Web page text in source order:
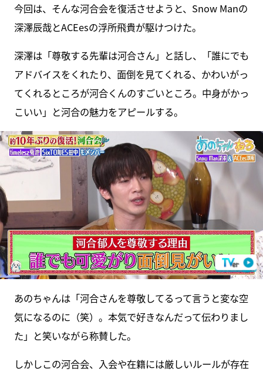
今回は、そんな河合会を復活させようと、Snow Manの
深澤辰哉とACEesの浮所飛貴が駆けつけた。
深澤は「尊敬する先輩は河合さん」と話し、「誰にでも
アドバイスをくれたり、面倒を見てくれる、かわいがっ
てくれるところが河合くんのすごいところ。中身がかっ
こいい」と河合の魅力をアピールする。
あのちゃんは「河合さんを尊敬してるって言うと変な空
気になるのに（笑）。本気で好きなんだって伝わりまし
た」と笑いながら称賛した。
しかしこの河合会、入会や在籍には厳しいルールが存在